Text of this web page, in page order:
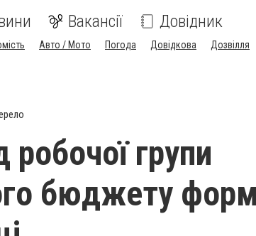
Вакансії Довідник
Авто / Мото Погода Довідкова Дозвілля
групи
бюджету